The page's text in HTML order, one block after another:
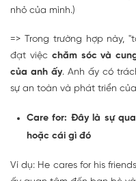
nhỏ của mình.)
=> Trong trường hợp này,
đạt việc chăm sóc và
của anh ấy. Anh ấy có
sự an toàn và phát triển
Care for: Đây là sự
hoặc cái gì đó
Ví dụ: He cares for his